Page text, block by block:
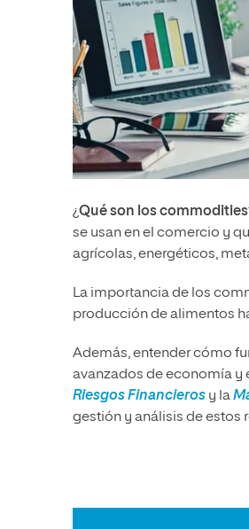
¿Qué son los commodities
se usan en el comercio y
agrícolas, energéticos,
La importancia de los
producción de alimentos
Además, entender cómo
avanzados de economía y
Riesgos Financieros y la
gestión y análisis de estos